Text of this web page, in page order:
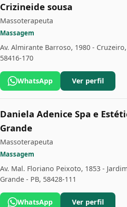
Crizineide sousa
Massoterapeuta
Massagem
Av. Almirante Barroso, 1980 -
58416-170
WhatsApp Ver perfil
Daniela Adenice Spa e
Grande
Massoterapeuta
Massagem
Av. Mal. Floriano Peixoto, 1853 -
Grande - PB, 58428-111
WhatsApp Ver perfil